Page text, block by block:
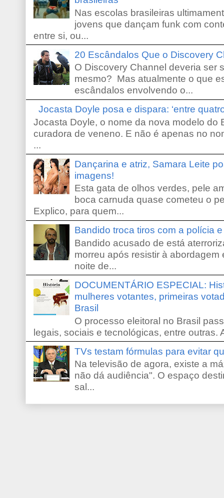
Nas escolas brasileiras
jovens que dançam funk com
entre si, ou...
20 Escândalos Que o Discovery
O Discovery Channel deveria ser
mesmo? Mas atualmente o que
escândalos envolvendo o...
Jocasta Doyle posa e dispara: ‘entre
Jocasta Doyle, o nome da nova modelo do
curadora de veneno. E não é apenas no
...
Dançarina e atriz, Samara Leite
imagens!
Esta gata de olhos verdes, pele
boca carnuda quase cometeu o
Explico, para quem...
Bandido troca tiros com a polícia
Bandido acusado de está
morreu após resistir à
noite de...
DOCUMENTÁRIO ESPECIAL:
mulheres votantes, primeiras
Brasil
O processo eleitoral no Brasil
legais, sociais e tecnológicas, entre outras.
TVs testam fórmulas para evitar
Na televisão de agora, existe a
não dá audiência". O espaço
sal...